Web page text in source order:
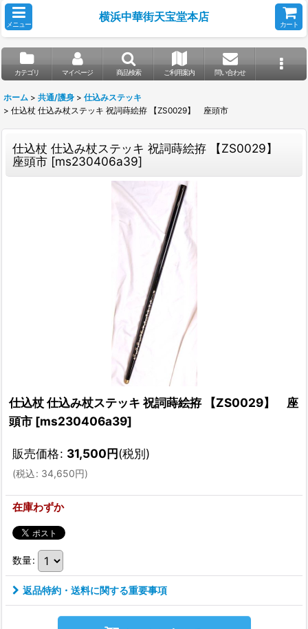
メニュー
横浜中華街天宝堂本店
カート
カテゴリ マイページ 商品検索 ご利用案内 問い合わせ
ホーム > 共通/護身 > 仕込みステッキ
> 仕込杖 仕込み杖ステッキ 祝詞蒔絵拵 【ZS0029】 座頭市
仕込杖 仕込み杖ステッキ 祝詞蒔絵拵 【ZS0029】
座頭市 [ms230406a39]
仕込杖 仕込み杖ステッキ 祝詞蒔絵拵 【ZS0029】 座
頭市 [ms230406a39]
販売価格: 31,500円(税別)
(税込: 34,650円)
在庫わずか
数量:
返品特約・送料に関する重要事項